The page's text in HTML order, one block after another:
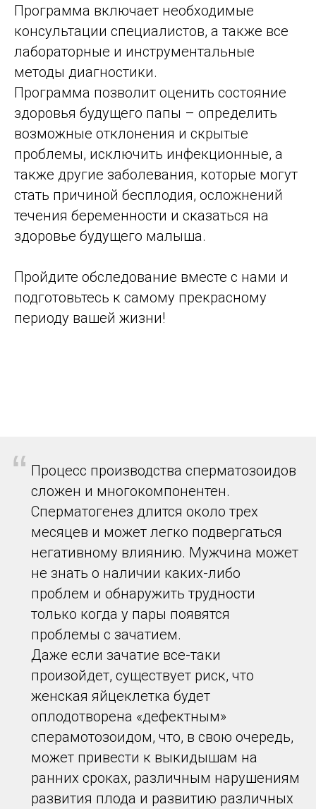
Программа включает необходимые
консультации специалистов, а также все
лабораторные и инструментальные
методы диагностики.
Программа позволит оценить состояние
здоровья будущего папы – определить
возможные отклонения и скрытые
проблемы, исключить инфекционные, а
также другие заболевания, которые могут
стать причиной бесплодия, осложнений
течения беременности и сказаться на
здоровье будущего малыша.
Пройдите обследование вместе с нами и
подготовьтесь к самому прекрасному
периоду вашей жизни!
“ Процесс производства сперматозоидов
сложен и многокомпонентен.
Сперматогенез длится около трех
месяцев и может легко подвергаться
негативному влиянию. Мужчина может
не знать о наличии каких-либо
проблем и обнаружить трудности
только когда у пары появятся
проблемы с зачатием.
Даже если зачатие все-таки
произойдет, существует риск, что
женская яйцеклетка будет
оплодотворена «дефектным»
сперамотозоидом, что, в свою очередь,
может привести к выкидышам на
ранних сроках, различным нарушениям
развития плода и развитию различных